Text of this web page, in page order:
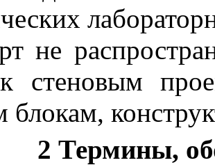
не
к стеновым
блокам,
2 Термины,